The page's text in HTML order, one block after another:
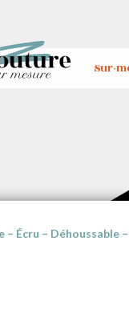
Sur-
– Écru – Déhoussable